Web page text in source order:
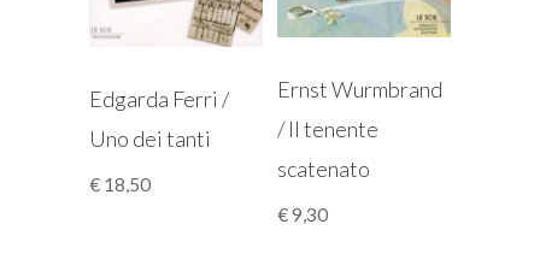
Edgarda Ferri /
Uno dei tanti
€ 18,50
Ernst Wurmbrand
/ Il tenente
scatenato
€9,30